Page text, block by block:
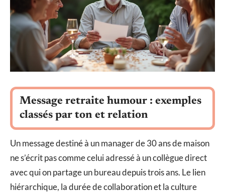
Message retraite humour : exemples
classés par ton et relation
Un message destiné à un manager de 30 ans de maison
ne s’écrit pas comme celui adressé à un collègue direct
avec qui on partage un bureau depuis trois ans. Le lien
hiérarchique, la durée de collaboration et la culture